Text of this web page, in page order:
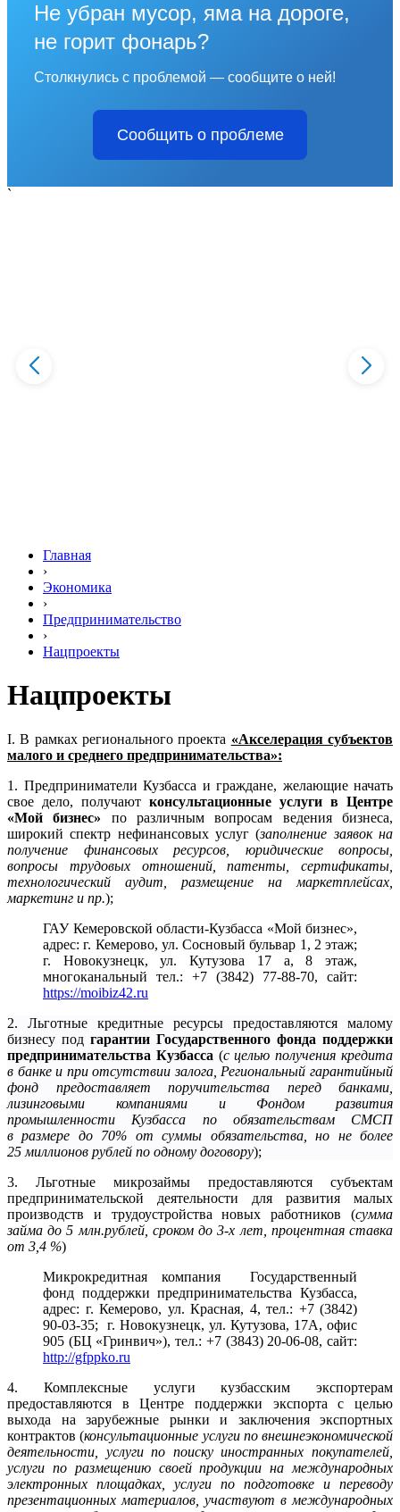
Не убран мусор, яма на дороге,
не горит фонарь?
Столкнулись с проблемой — сообщите о ней!
Сообщить о проблеме
`
Главная
›
Экономика
›
Предпринимательство
›
Нацпроекты
Нацпроекты
I. В рамках регионального проекта «Акселерация субъектов
малого и среднего предпринимательства»:
1. Предприниматели Кузбасса и граждане, желающие начать
свое дело, получают консультационные услуги в Центре
«Мой бизнес» по различным вопросам ведения бизнеса,
широкий спектр нефинансовых услуг (заполнение заявок на
получение финансовых ресурсов, юридические вопросы,
вопросы трудовых отношений, патенты, сертификаты,
технологический аудит, размещение на маркетплейсах,
маркетинг и пр.);
ГАУ Кемеровской области-Кузбасса «Мой бизнес»,
адрес: г. Кемерово, ул. Сосновый бульвар 1, 2 этаж;
г. Новокузнецк, ул. Кутузова 17 а, 8 этаж,
многоканальный тел.: +7 (3842) 77-88-70, сайт:
https://moibiz42.ru
2. Льготные кредитные ресурсы предоставляются малому
бизнесу под гарантии Государственного фонда поддержки
предпринимательства Кузбасса (с целью получения кредита
в банке и при отсутствии залога, Региональный гарантийный
фонд предоставляет поручительства перед банками,
лизинговыми компаниями и Фондом развития
промышленности Кузбасса по обязательствам СМСП
в размере до 70% от суммы обязательства, но не более
25 миллионов рублей по одному договору);
3. Льготные микрозаймы предоставляются субъектам
предпринимательской деятельности для развития малых
производств и трудоустройства новых работников (сумма
займа до 5 млн.рублей, сроком до 3-х лет, процентная ставка
от 3,4 %)
Микрокредитная компания Государственный
фонд поддержки предпринимательства Кузбасса,
адрес: г. Кемерово, ул. Красная, 4, тел.: +7 (3842)
90-03-35; г. Новокузнецк, ул. Кутузова, 17А, офис
905 (БЦ «Гринвич»), тел.: +7 (3843) 20-06-08, сайт:
http://gfppko.ru
4. Комплексные услуги кузбасским экспортерам
предоставляются в Центре поддержки экспорта с целью
выхода на зарубежные рынки и заключения экспортных
контрактов (консультационные услуги по внешнеэкономической
деятельности, услуги по поиску иностранных покупателей,
услуги по размещению своей продукции на международных
электронных площадках, услуги по подготовке и переводу
презентационных материалов, участвуют в международных